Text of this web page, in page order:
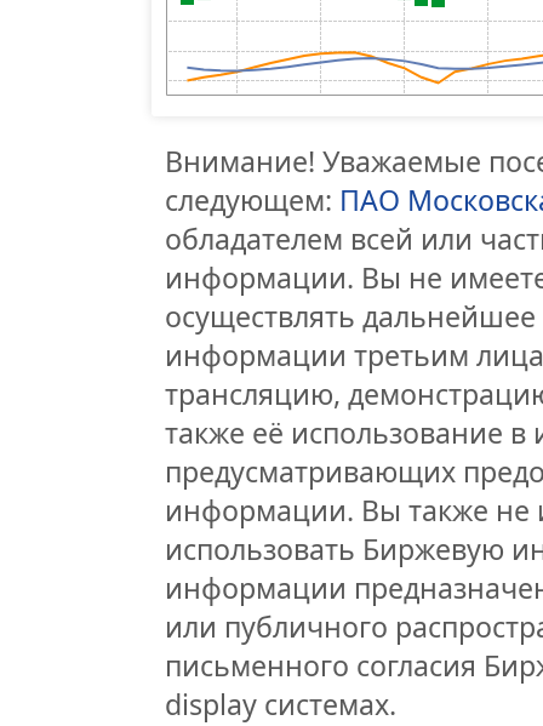
Внимание! Уважаемые
следующем: ПАО
обладателем всей или
информации. Вы не
осуществлять
информации третьим
трансляцию,
также её использование
предусматривающих
информации. Вы также не
использовать Биржевую
информации
или публичного
письменного согласия
display системах.